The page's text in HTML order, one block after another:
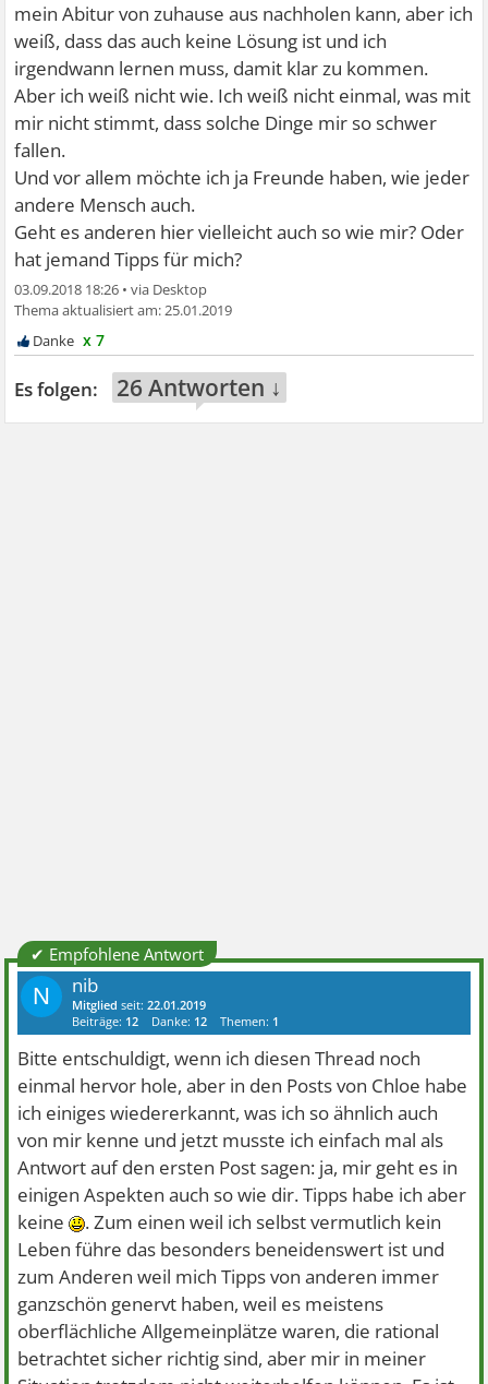
mein Abitur von zuhause aus nachholen kann, aber ich
weiß, dass das auch keine Lösung ist und ich
irgendwann lernen muss, damit klar zu kommen.
Aber ich weiß nicht wie. Ich weiß nicht einmal, was mit
mir nicht stimmt, dass solche Dinge mir so schwer
fallen.
Und vor allem möchte ich ja Freunde haben, wie jeder
andere Mensch auch.
Geht es anderen hier vielleicht auch so wie mir? Oder
hat jemand Tipps für mich?
03.09.2018 18:26 •
25.01.2019
x 7
26 Antworten ↓
✔ Empfohlene Antwort
N nib
Mitglied seit:22.01.2019
Beiträge: 12 Danke: 12 Themen: 1
Bitte entschuldigt, wenn ich diesen Thread noch
einmal hervor hole, aber in den Posts von Chloe habe
ich einiges wiedererkannt, was ich so ähnlich auch
von mir kenne und jetzt musste ich einfach mal als
Antwort auf den ersten Post sagen: ja, mir geht es in
einigen Aspekten auch so wie dir. Tipps habe ich aber
keine
. Zum einen weil ich selbst vermutlich kein
Leben führe das besonders beneidenswert ist und
zum Anderen weil mich Tipps von anderen immer
ganzschön genervt haben, weil es meistens
oberflächliche Allgemeinplätze waren, die rational
betrachtet sicher richtig sind, aber mir in meiner